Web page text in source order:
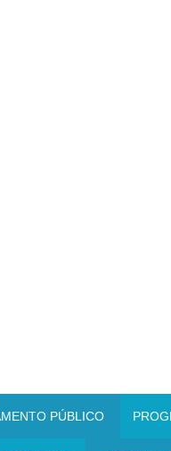
PÚBLICO